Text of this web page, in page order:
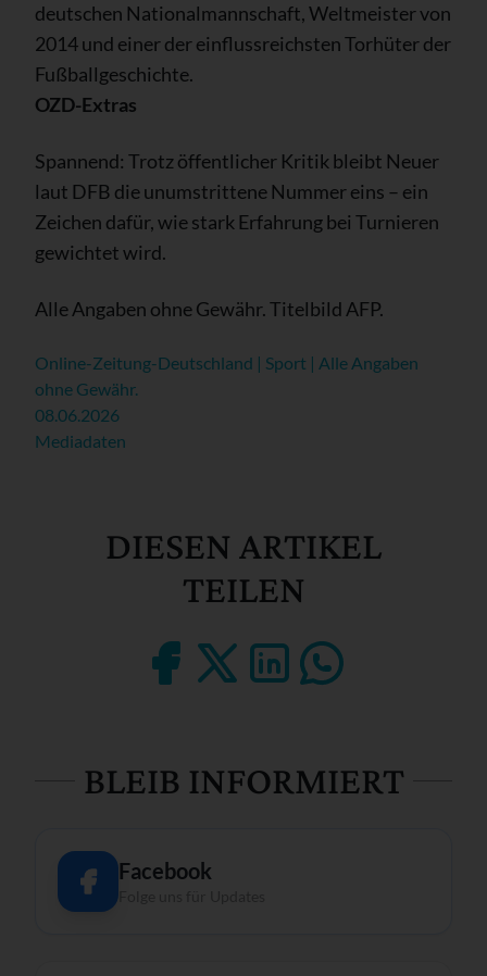
deutschen Nationalmannschaft, Weltmeister von
2014 und einer der einflussreichsten Torhüter der
Fußballgeschichte.
OZD-Extras
Spannend: Trotz öffentlicher Kritik bleibt Neuer
laut DFB die unumstrittene Nummer eins – ein
Zeichen dafür, wie stark Erfahrung bei Turnieren
gewichtet wird.
Alle Angaben ohne Gewähr. Titelbild AFP.
Online-Zeitung-Deutschland | Sport | Alle Angaben
ohne Gewähr.
08.06.2026
Mediadaten
DIESEN ARTIKEL
TEILEN
BLEIB INFORMIERT
Facebook